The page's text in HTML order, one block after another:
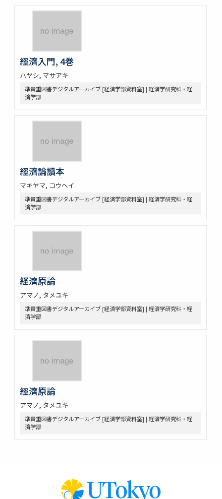
經濟入門, 4巻
ハヤシ, マサアキ
準貴重図書デジタルアーカイブ [経済学部資料室] | 経済学研究科・経
済学部
經濟論讀本
マキヤマ, コウヘイ
準貴重図書デジタルアーカイブ [経済学部資料室] | 経済学研究科・経
済学部
経濟原論
アマノ, タメユキ
準貴重図書デジタルアーカイブ [経済学部資料室] | 経済学研究科・経
済学部
經濟原論
アマノ, タメユキ
準貴重図書デジタルアーカイブ [経済学部資料室] | 経済学研究科・経
済学部